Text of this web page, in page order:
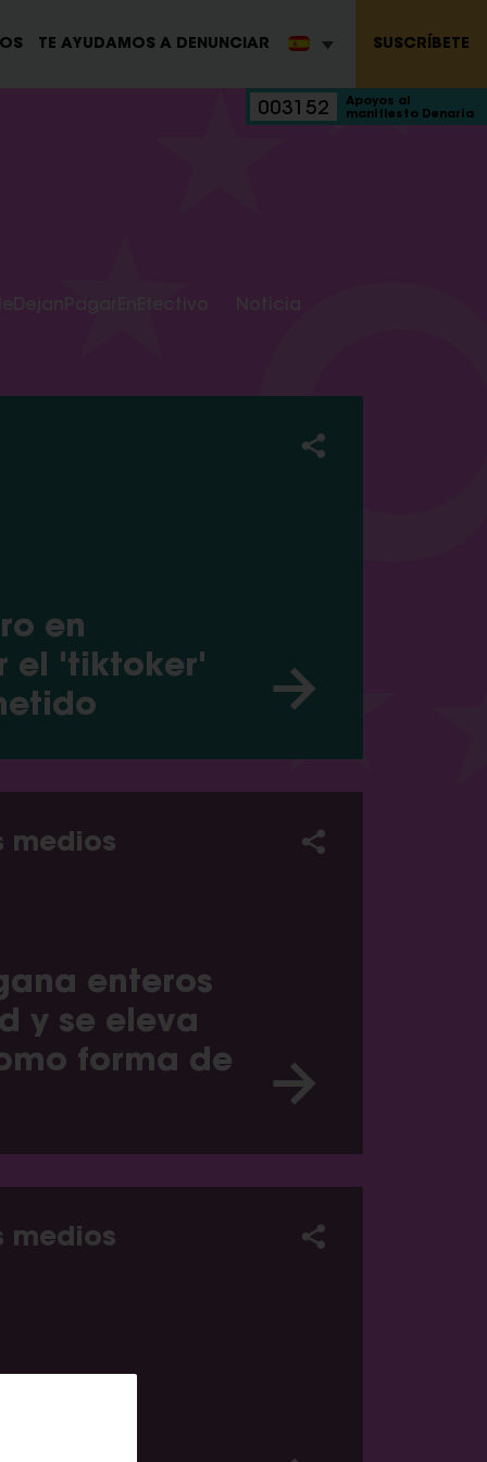
TE AYUDAMOS A DENUNCIAR SUSCRÍBETE
003152
Apoyos al
manifiesto Denaria
Noticia
en
el 'tiktoker'
medios
enteros
y se eleva
forma de
medios